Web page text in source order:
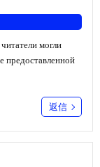
могли
предоставленной
返信